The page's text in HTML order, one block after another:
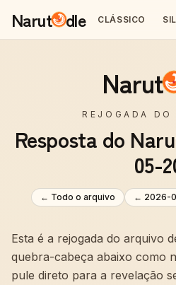
Narut dle CLÁSSICO
Narut
REJOGADA DO
Resposta do
05-
← Todo o arquivo ← 2026-
Esta é a rejogada do arquivo
quebra-cabeça abaixo como
pule direto para a revelação